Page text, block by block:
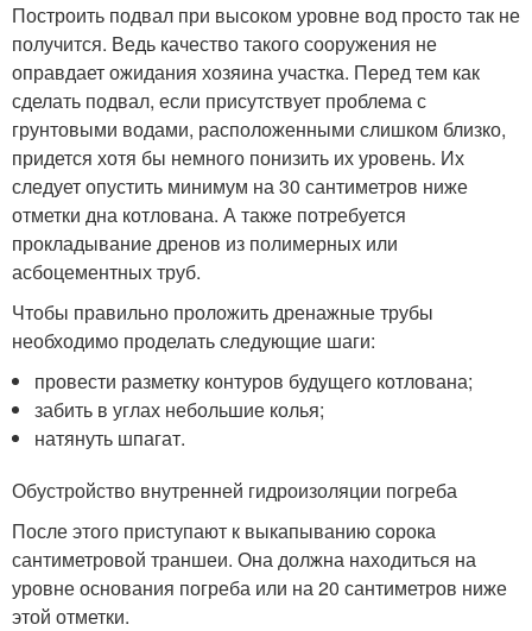
Построить подвал при высоком уровне вод просто так не
получится. Ведь качество такого сооружения не
оправдает ожидания хозяина участка. Перед тем как
сделать подвал, если присутствует проблема с
грунтовыми водами, расположенными слишком близко,
придется хотя бы немного понизить их уровень. Их
следует опустить минимум на 30 сантиметров ниже
отметки дна котлована. А также потребуется
прокладывание дренов из полимерных или
асбоцементных труб.
Чтобы правильно проложить дренажные трубы
необходимо проделать следующие шаги:
провести разметку контуров будущего котлована;
забить в углах небольшие колья;
натянуть шпагат.
Обустройство внутренней гидроизоляции погреба
После этого приступают к выкапыванию сорока
сантиметровой траншеи. Она должна находиться на
уровне основания погреба или на 20 сантиметров ниже
этой отметки.